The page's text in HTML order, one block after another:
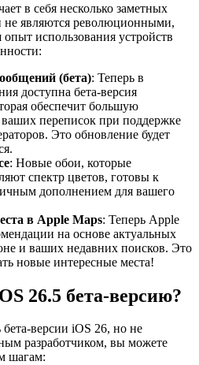
в себя несколько заметных
не являются революционными,
использования устройств
(бета): Теперь в
доступна бета-версия
обеспечит большую
переписок при поддержке
Это обновление будет
: Новые обои, которые
спектр цветов, готовы к
дополнением для вашего
в Apple Maps: Теперь Apple
на основе актуальных
и ваших недавних поисков. Это
новые интересные места!
26.5 бета-версию?
версии iOS 26, но не
разработчиком, вы можете
шагам: